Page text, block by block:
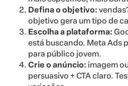
Defina o objetivo:
objetivo gera um tipo de
Escolha a plataforma:
está buscando. Meta Ads
para público jovem.
Crie o anúncio: imagem
persuasivo + CTA claro.